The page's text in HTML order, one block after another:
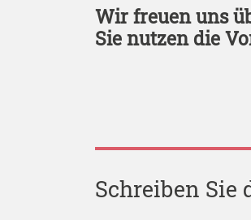
Wir freuen uns
Sie nutzen die
Schreiben Sie